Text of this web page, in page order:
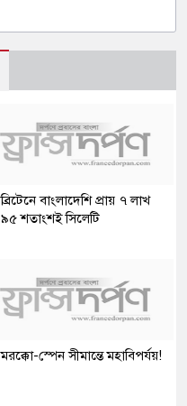
ব্রিটেনে বাংলাদেশি প্রায় ৭ লাখ
৯৫ শতাংশই সিলেটি
মরক্কো-স্পেন সীমান্তে মহাবিপর্যয়!